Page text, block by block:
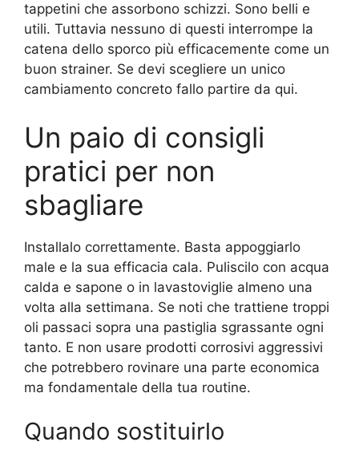
tappetini che assorbono schizzi. Sono belli e
utili. Tuttavia nessuno di questi interrompe la
catena dello sporco più efficacemente come un
buon strainer. Se devi scegliere un unico
cambiamento concreto fallo partire da qui.
Un paio di consigli
pratici per non
sbagliare
Installalo correttamente. Basta appoggiarlo
male e la sua efficacia cala. Puliscilo con acqua
calda e sapone o in lavastoviglie almeno una
volta alla settimana. Se noti che trattiene troppi
oli passaci sopra una pastiglia sgrassante ogni
tanto. E non usare prodotti corrosivi aggressivi
che potrebbero rovinare una parte economica
ma fondamentale della tua routine.
Quando sostituirlo